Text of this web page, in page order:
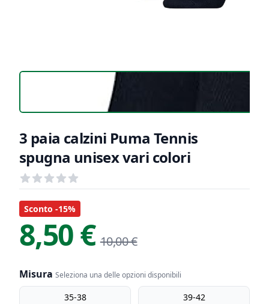
3 paia calzini Puma Tennis
spugna unisex vari colori
Recensioni
out of 5 stars
Informazioni Prodotto
Descrizione riassuntiva
Sconto -15%
8,50 € 10,00 €
Misura Seleziona una delle opzioni disponibili
Misura 35-38 39-42